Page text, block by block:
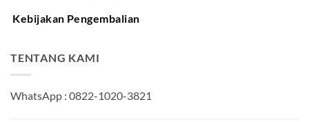
Kebijakan Pengembalian
TENTANG KAMI
WhatsApp : 0822-1020-3821